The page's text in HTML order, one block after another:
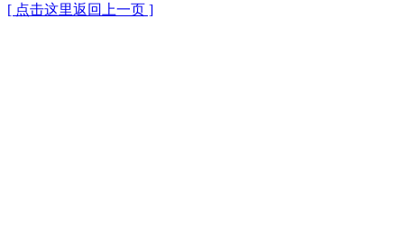
[ 点击这里返回上一页 ]